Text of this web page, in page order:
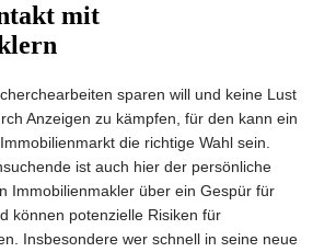
mit
sparen will und keine Lust
Anzeigen zu kämpfen, für den kann ein
die richtige Wahl sein.
ist auch hier der persönliche
Immobilienmakler über ein Gespür für
können potenzielle Risiken für
Insbesondere wer schnell in seine neue